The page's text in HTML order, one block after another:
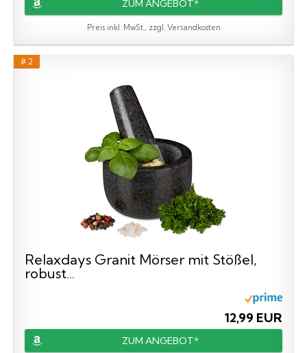
ZUM ANGEBOT*
Preis inkl. MwSt., zzgl. Versandkosten
# 2
Relaxdays Granit Mörser mit Stößel,
robust...
12,99 EUR
ZUM ANGEBOT*